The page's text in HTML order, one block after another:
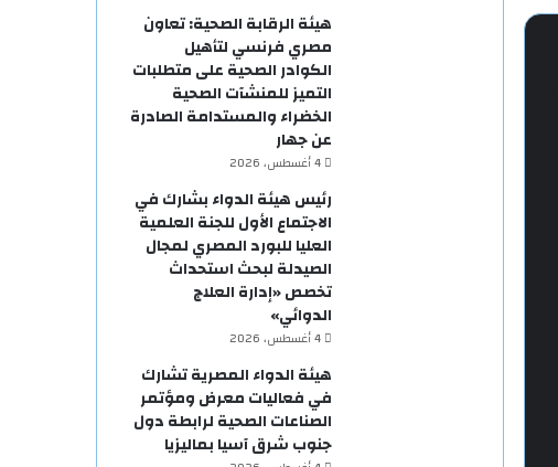
هيئة الرقابة الصحية: تعاون
مصري فرنسي لتأهيل
الكوادر الصحية على متطلبات
التميز للمنشآت الصحية
الخضراء والمستدامة الصادرة
عن جهار
4 أغسطس، 2026
رئيس هيئة الدواء بشارك في
الاجتماع الأول للجنة العلمية
العليا للبورد المصري لمجال
الصيدلة لبحث استحداث
تخصص «إدارة العلاج
الدوائي»
4 أغسطس، 2026
هيئة الدواء المصرية تشارك
في فعاليات معرض ومؤتمر
الصناعات الصحية لرابطة دول
جنوب شرق آسيا بماليزيا